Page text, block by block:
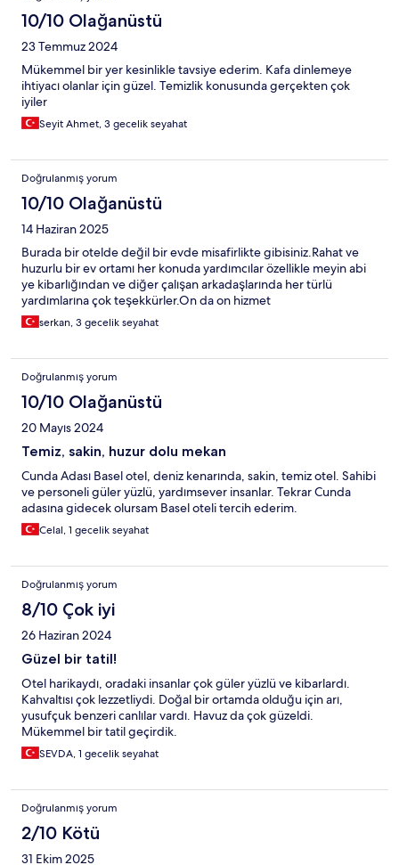
başlangıçtan sonra gördük ki, sabah saatlerinde dahi az tazyikle
gelen su, öğleden sonra damlayarak akıyor. Bu hem odalar, hem
de plajdaki duş için geçerli. Görevliye konuyu aktardığımızda
bizim odamıza özgüymüş gibi davrandı ancak plajdaki duşta da
aynı problem olduğu için sanki bilmezden geliniyormuş gibi bir
izlenim edindim. Otel gerçekten eski ve bakımsız. Normalde
bunu asla mesele etmem, ancak Türkiye'deki turizmciler fahiş
fiyatlar biçip insanları eski otellerde damlayarak akan sularla duş
düşünüyorum. Son olarak, denizin tabanındaki çöplerin
miktarına şaşırdık ve üzüldük. Çöpler kıyıya yakın sığ yerlerde
ama denizin mutlaka temizlenmesi lazım.
10/10 Olağanüstü
23 Temmuz 2024
Mükemmel bir yer kesinlikle tavsiye ederim. Kafa dinlemeye
ihtiyacı olanlar için güzel. Temizlik konusunda gerçekten çok
iyiler
Seyit Ahmet, 3 gecelik seyahat
Doğrulanmış yorum
10/10 Olağanüstü
14 Haziran 2025
Burada bir otelde değil bir evde misafirlikte gibisiniz.Rahat ve
huzurlu bir ev ortamı her konuda yardımcılar özellikle meyin abi
ye kibarlığından ve diğer çalışan arkadaşlarında her türlü
yardımlarına çok teşekkürler.On da on hizmet
serkan, 3 gecelik seyahat
Doğrulanmış yorum
10/10 Olağanüstü
20 Mayıs 2024
Temiz, sakin, huzur dolu mekan
Cunda Adası Basel otel, deniz kenarında, sakin, temiz otel. Sahibi
ve personeli güler yüzlü, yardımsever insanlar. Tekrar Cunda
adasına gidecek olursam Basel oteli tercih ederim.
Celal, 1 gecelik seyahat
Doğrulanmış yorum
8/10 Çok iyi
26 Haziran 2024
Güzel bir tatil!
Otel harikaydı, oradaki insanlar çok güler yüzlü ve kibarlardı.
Kahvaltısı çok lezzetliydi. Doğal bir ortamda olduğu için arı,
yusufçuk benzeri canlılar vardı. Havuz da çok güzeldi.
Mükemmel bir tatil geçirdik.
SEVDA, 1 gecelik seyahat
Doğrulanmış yorum
2/10 Kötü
31 Ekim 2025